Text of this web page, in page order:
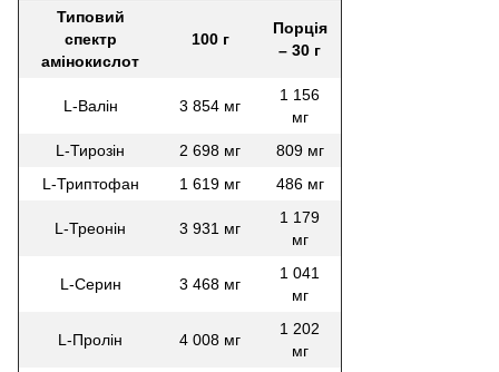
Типовий
спектр
амінокислот
100 г
Порція
– 30 г
L-Валін 3 854 мг
1 156
мг
L-Тирозін
2 698 мг
809 мг
L-Триптофан
1 619 мг 486 мг
L-Треонін 3 931 мг
1 179
мг
L-Серин 3 468 мг
1 041
мг
L-Пролін 4 008 мг
1 202
мг